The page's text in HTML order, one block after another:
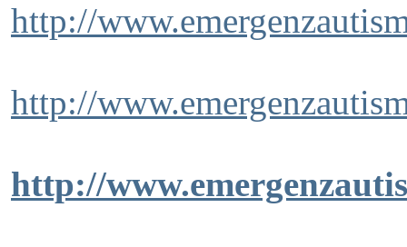
http://
http://
http://